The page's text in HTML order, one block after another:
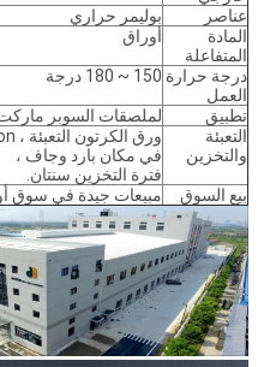
عناصر
بوليمر حراري
المادة
المتفاعلة
أوراق
درجة حرارة
العمل
150 ~ 180 درجة
تطبيق
لملصقات السوبر
التعبئة
والتخزين
في مكان بارد وجاف ،
فترة التخزين سنتان.
بيع السوق
مبيعات جيدة في سوق